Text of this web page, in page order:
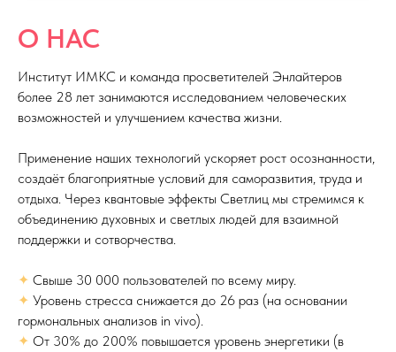
О НАС
Институт ИМКС и команда просветителей Энлайтеров
более 28 лет занимаются исследованием человеческих
возможностей и улучшением качества жизни.
Применение наших технологий ускоряет рост осознанности,
создаёт благоприятные условий для саморазвития, труда и
отдыха. Через квантовые эффекты Светлиц мы стремимся к
объединению духовных и светлых людей для взаимной
поддержки и сотворчества.
✦ ️Свыше 30 000 пользователей по всему миру.
✦ Уровень стресса снижается до 26 раз (на основании
гормональных анализов in vivo).
✦ ️От 30% до 200% повышается уровень энергетики (в